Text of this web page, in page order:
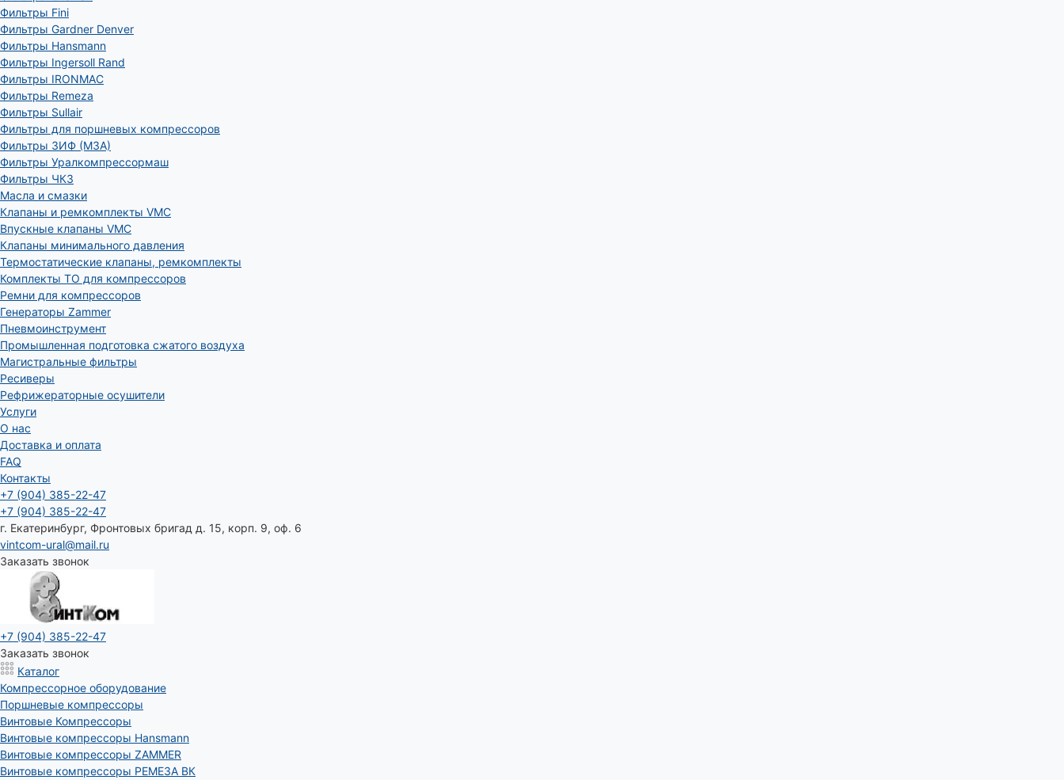
Фильтры Fini
Фильтры Gardner Denver
Фильтры Hansmann
Фильтры Ingersoll Rand
Фильтры IRONMAC
Фильтры Remeza
Фильтры Sullair
Фильтры для поршневых компрессоров
Фильтры ЗИФ (МЗА)
Фильтры Уралкомпрессормаш
Фильтры ЧКЗ
Масла и смазки
Клапаны и ремкомплекты VMC
Впускные клапаны VMC
Клапаны минимального давления
Термостатические клапаны, ремкомплекты
Комплекты ТО для компрессоров
Ремни для компрессоров
Генераторы Zammer
Пневмоинструмент
Промышленная подготовка сжатого воздуха
Магистральные фильтры
Ресиверы
Рефрижераторные осушители
Услуги
О нас
Доставка и оплата
FAQ
Контакты
+7 (904) 385-22-47
+7 (904) 385-22-47
г. Екатеринбург, Фронтовых бригад д. 15, корп. 9, оф. 6
vintcom-ural@mail.ru
Заказать звонок
+7 (904) 385-22-47
Заказать звонок
Каталог
Компрессорное оборудование
Поршневые компрессоры
Винтовые Компрессоры
Винтовые компрессоры Hansmann
Винтовые компрессоры ZAMMER
Винтовые компрессоры РЕМЕЗА ВК